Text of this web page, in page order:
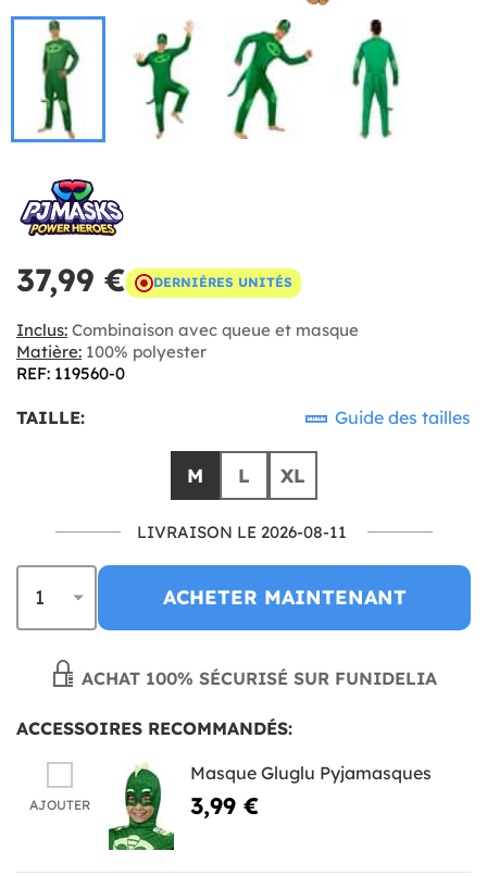
37,99 € DERNIÈRES UNITÉS
Inclus: Combinaison avec queue et masque
Matière: 100% polyester
REF: 119560-0
TAILLE: Guide des tailles
M L XL
LIVRAISON LE 2026-08-11
ACHETER MAINTENANT
ACHAT 100% SÉCURISÉ SUR FUNIDELIA
ACCESSOIRES RECOMMANDÉS:
AJOUTER
Masque Gluglu Pyjamasques
3,99 €